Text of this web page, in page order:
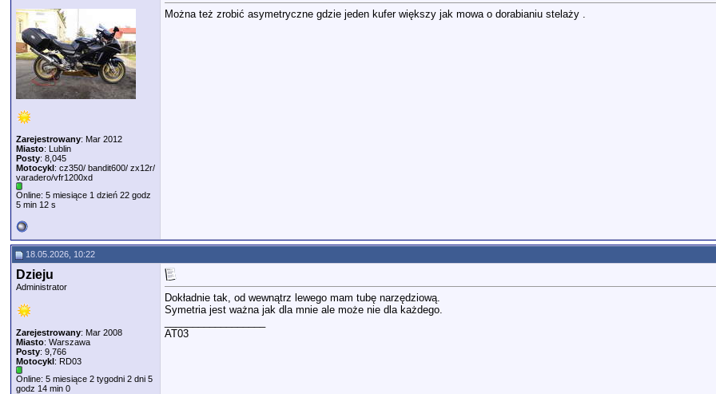
Zarejestrowany: Mar 2012
Miasto: Lublin
Posty: 8,045
Motocykl: cz350/ bandit600/ zx12r/
varadero/vfr1200xd
Online: 5 miesiące 1 dzień 22 godz
5 min 12 s
Można też zrobić asymetryczne gdzie jeden kufer większy jak mowa o dorabianiu stelaży .
18.05.2026, 10:22
Dzieju
Administrator
Zarejestrowany: Mar 2008
Miasto: Warszawa
Posty: 9,766
Motocykl: RD03
Online: 5 miesiące 2 tygodni 2 dni 5
godz 14 min 0
Dokładnie tak, od wewnątrz lewego mam tubę narzędziową.
Symetria jest ważna jak dla mnie ale może nie dla każdego.
AT03